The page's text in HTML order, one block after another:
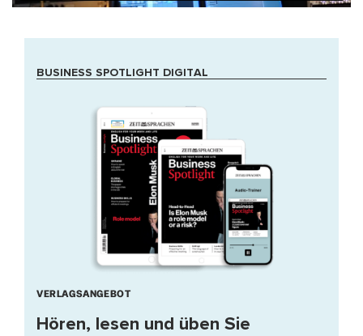
BUSINESS SPOTLIGHT DIGITAL
VERLAGSANGEBOT
Hören, lesen und üben Sie